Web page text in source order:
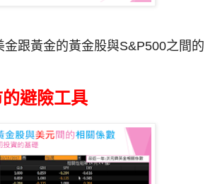
金跟黃金的黃金股與S&P500之間的
避險工具